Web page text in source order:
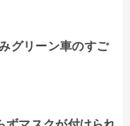
グリーン車のすご